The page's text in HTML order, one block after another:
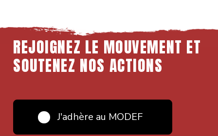
REJOIGNEZ LE MOUVEMENT ET
SOUTENEZ NOS ACTIONS
J'adhère au MODEF